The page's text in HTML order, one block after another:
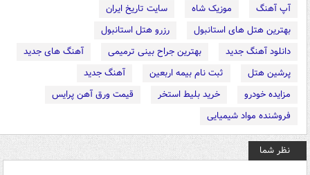
آپ آهنگ موزیک شاه
سایت تاریخ ایران
بهترین هتل های استانبول
رزرو هتل استانبول
دانلود آهنگ جدید
بهترین جراح بینی ترمیمی
آهنگ های جدید
پرشین هتل
ثبت نام بیمه اربعین
آهنگ جدید
مزایده خودرو
خرید بلیط استخر
قیمت ورق آهن پرایس
فروشنده مواد شیمیایی
نظر شما